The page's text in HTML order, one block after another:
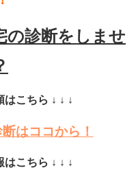
の診断をしませ
はこちら ↓ ↓ ↓
はココから！
はこちら ↓ ↓ ↓